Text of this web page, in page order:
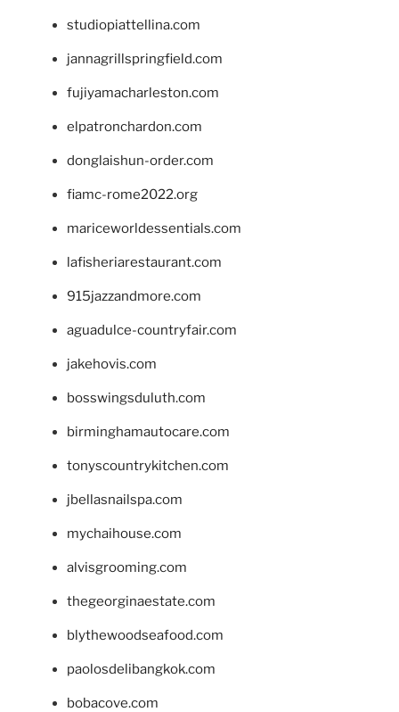
studiopiattellina.com
jannagrillspringfield.com
fujiyamacharleston.com
elpatronchardon.com
donglaishun-order.com
fiamc-rome2022.org
mariceworldessentials.com
lafisheriarestaurant.com
915jazzandmore.com
aguadulce-countryfair.com
jakehovis.com
bosswingsduluth.com
birminghamautocare.com
tonyscountrykitchen.com
jbellasnailspa.com
mychaihouse.com
alvisgrooming.com
thegeorginaestate.com
blythewoodseafood.com
paolosdelibangkok.com
bobacove.com